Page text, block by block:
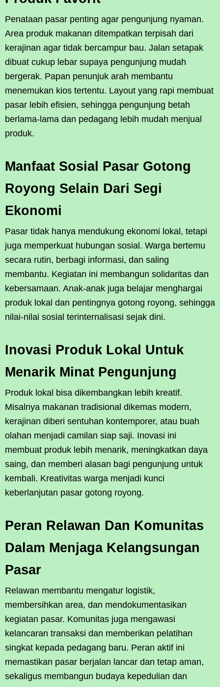
Penataan pasar penting agar pengunjung nyaman.
Area produk makanan ditempatkan terpisah dari
kerajinan agar tidak bercampur bau. Jalan setapak
dibuat cukup lebar supaya pengunjung mudah
bergerak. Papan penunjuk arah membantu
menemukan kios tertentu. Layout yang rapi membuat
pasar lebih efisien, sehingga pengunjung betah
berlama-lama dan pedagang lebih mudah menjual
produk.
Manfaat Sosial Pasar Gotong
Royong Selain Dari Segi
Ekonomi
Pasar tidak hanya mendukung ekonomi lokal, tetapi
juga memperkuat hubungan sosial. Warga bertemu
secara rutin, berbagi informasi, dan saling
membantu. Kegiatan ini membangun solidaritas dan
kebersamaan. Anak-anak juga belajar menghargai
produk lokal dan pentingnya gotong royong, sehingga
nilai-nilai sosial terinternalisasi sejak dini.
Inovasi Produk Lokal Untuk
Menarik Minat Pengunjung
Produk lokal bisa dikembangkan lebih kreatif.
Misalnya makanan tradisional dikemas modern,
kerajinan diberi sentuhan kontemporer, atau buah
olahan menjadi camilan siap saji. Inovasi ini
membuat produk lebih menarik, meningkatkan daya
saing, dan memberi alasan bagi pengunjung untuk
kembali. Kreativitas warga menjadi kunci
keberlanjutan pasar gotong royong.
Peran Relawan Dan Komunitas
Dalam Menjaga Kelangsungan
Pasar
Relawan membantu mengatur logistik,
membersihkan area, dan mendokumentasikan
kegiatan pasar. Komunitas juga mengawasi
kelancaran transaksi dan memberikan pelatihan
singkat kepada pedagang baru. Peran aktif ini
memastikan pasar berjalan lancar dan tetap aman,
sekaligus membangun budaya kepedulian dan